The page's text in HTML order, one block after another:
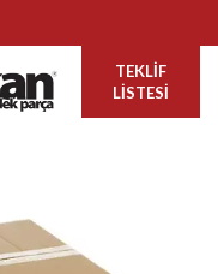
TEKLIF
LISTESI